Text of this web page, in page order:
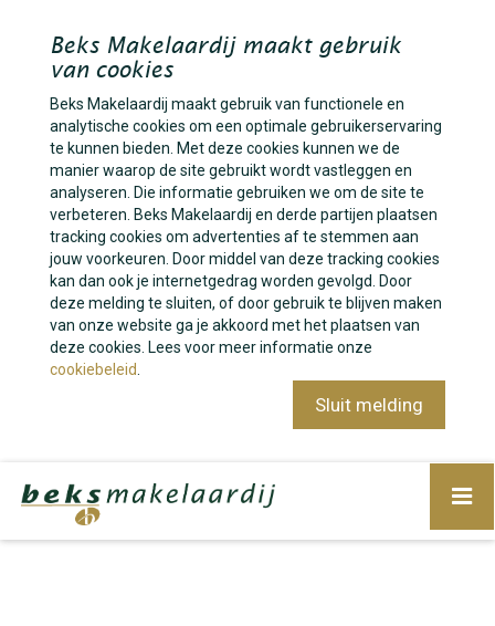
Beks Makelaardij maakt gebruik
van cookies
Beks Makelaardij maakt gebruik van functionele en
analytische cookies om een optimale gebruikerservaring
te kunnen bieden. Met deze cookies kunnen we de
manier waarop de site gebruikt wordt vastleggen en
analyseren. Die informatie gebruiken we om de site te
verbeteren. Beks Makelaardij en derde partijen plaatsen
tracking cookies om advertenties af te stemmen aan
jouw voorkeuren. Door middel van deze tracking cookies
kan dan ook je internetgedrag worden gevolgd. Door
deze melding te sluiten, of door gebruik te blijven maken
van onze website ga je akkoord met het plaatsen van
deze cookies. Lees voor meer informatie onze
cookiebeleid
Sluit melding